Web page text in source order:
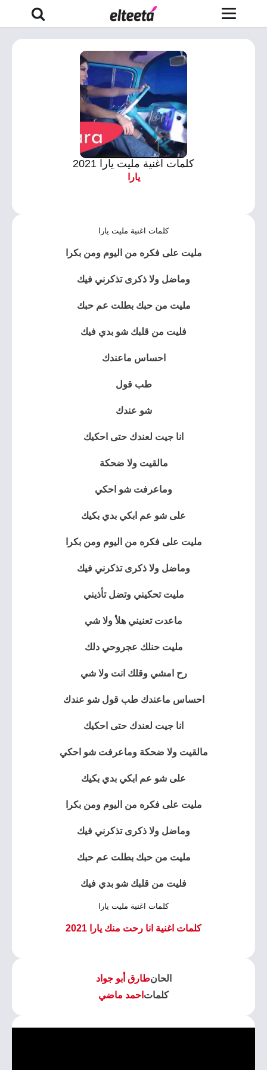
كلمات اغنية مليت يارا 2021
يارا
كلمات اغنية مليت يارا
مليت على فكره من اليوم ومن بكرا
وماضل ولا ذكرى تذكرني فيك
مليت من حبك بطلت عم حبك
فليت من قلبك شو بدي فيك
احساس ماعندك
طب قول
شو عندك
انا جيت لعندك حتى احكيك
مالقيت ولا ضحكة
وماعرفت شو احكي
على شو عم ابكي بدي بكيك
مليت على فكره من اليوم ومن بكرا
وماضل ولا ذكرى تذكرني فيك
مليت تحكيني وتضل تأذيني
ماعدت تعنيني هلأ ولا شي
مليت حنلك عجروحي دلك
رح امشي وقلك انت ولا شي
احساس ماعندك طب قول شو عندك
انا جيت لعندك حتى احكيك
مالقيت ولا ضحكة وماعرفت شو احكي
على شو عم ابكي بدي بكيك
مليت على فكره من اليوم ومن بكرا
وماضل ولا ذكرى تذكرني فيك
مليت من حبك بطلت عم حبك
فليت من قلبك شو بدي فيك
كلمات اغنية مليت يارا
كلمات اغنية انا رحت منك يارا 2021
الحانطارق أبو جواد
كلمات احمد ماضي